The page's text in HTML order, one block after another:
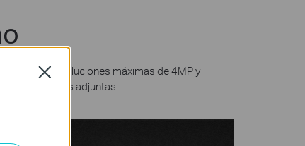
resoluciones máximas de 4MP y
adjuntas.
Close